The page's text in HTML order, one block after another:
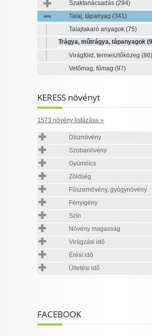
Szaktanácsadás (294)
Talaj, tápanyag (341)
Talajtakaró anyagok (75)
Trágya, műtrágya, tápanyagok
Virágföld, termesztőközeg (86)
Vetőmag, fűmag (97)
KERESS növényt
1573 növény listázása »
Dísznövény
Szobanövény
Gyümölcs
Zöldség
Fűszernövény, gyógynövény
Fényigény
Szín
Növény magasság
Virágzási idő
Érési idő
Ültetési idő
FACEBOOK